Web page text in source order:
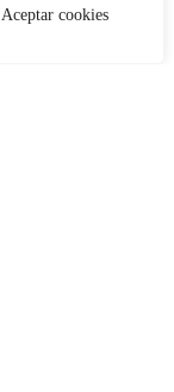
Aceptar cookies